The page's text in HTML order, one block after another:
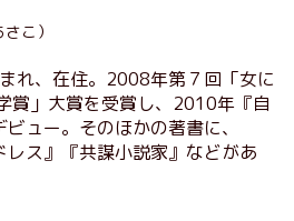
こ）
れ、在住。2008年第７回「女に
賞」大賞を受賞し、2010年『自
ュー。そのほかの著書に、
レス』『共謀小説家』などがあ